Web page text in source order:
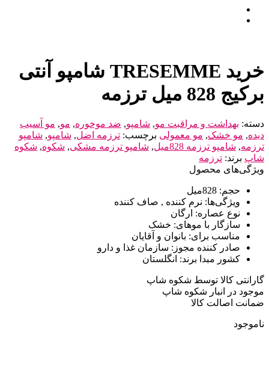
خرید TRESEMME شامپو آنتی
برکیج 828 میل ترزمه
دسته: بهداشت و مراقبت مو, شامپو, ضد موخوره, مو, مو آسیب
دیده, مو خشک, مو معمولی برچسب: ترزمه اضل, شامپو, شامپو
ترزمه, شامپو ترزمه 828میل , شامپو ترزمه مشکی, شکوه, شکوه
شاپ برند: ترزمه
ویژگی‌های محصول
حجم: 828میل
ویژگی‌ها: نرم کننده , صاف کننده
نوع عصاره: ارگان
سازگار با موهای: خشک
مناسب برای: بانوان و آقایان
صادر کننده مجوز: سازمان غذا و دارو
کشور مبدا برند: انگلستان
گارانتی کالا توسط شکوه شاپ
موجود در انبار شکوه شاپ
ضمانت اصالت کالا
ناموجود